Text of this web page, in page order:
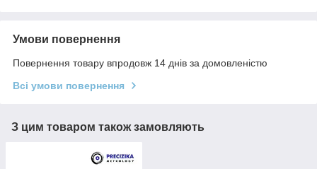
Умови повернення
Повернення товару впродовж 14 днів за домовленістю
Всі умови повернення
З цим товаром також замовляють